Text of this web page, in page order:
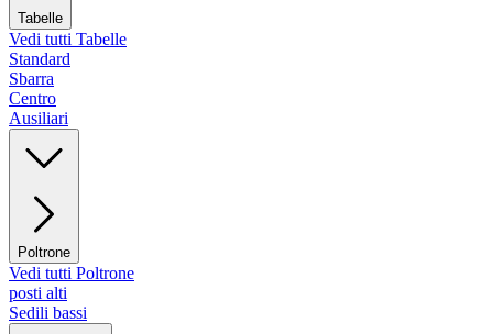
Tabelle
Vedi tutti Tabelle
Standard
Sbarra
Centro
Ausiliari
Poltrone
Vedi tutti Poltrone
posti alti
Sedili bassi